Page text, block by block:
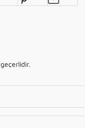
geçerlidir.